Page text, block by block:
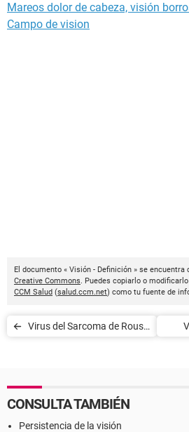
Mareos dolor de cabeza, visión
Campo de vision
El documento « Visión - Definición » se
Creative Commons. Puedes copiarlo o
CCM Salud (salud.ccm.net) como tu fuente de
Virus del Sarcoma de Rous -
CONSULTA TAMBIÉN
Persistencia de la visión